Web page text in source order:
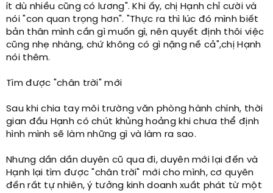
ít dù nhiều cũng có lương". Khi ấy, chị Hạnh chỉ cười và
nói "con quan trọng hơn". "Thực ra thì lúc đó mình biết
bản thân mình cần gì muốn gì, nên quyết định thôi việc
cũng nhẹ nhàng, chứ không có gì nặng nề cả",chị Hạnh
nói thêm.
Tìm được "chân trời" mới
Sau khi chia tay môi trường văn phòng hành chính, thời
gian đầu Hạnh có chút khủng hoảng khi chưa thể định
hình mình sẽ làm những gì và làm ra sao.
Nhưng dần dần duyên cũ qua đi, duyên mới lại đến và
Hạnh lại tìm được "chân trời" mới cho mình, cơ quyên
đến rất tự nhiên, ý tưởng kinh doanh xuất phát từ một